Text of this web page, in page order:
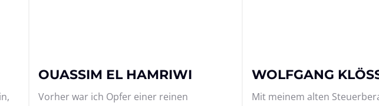
OUASSIM EL HAMRIWI
Vorher war ich Opfer einer reinen
WOLFGANG
Mit meinem alten